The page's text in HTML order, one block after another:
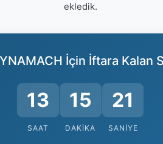
ekledik.
İçin İftara Kalan
13
SAAT
15
DAKIKA
20
SANIYE